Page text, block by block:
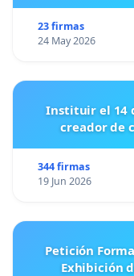
23 firmas
24 May 2026
Instituir el 14
creador de
344 firmas
19 Jun 2026
Petición
Exhibición